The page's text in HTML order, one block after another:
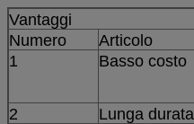
Vantaggi
Numero
Articolo
1
Basso costo
2
Lunga durata